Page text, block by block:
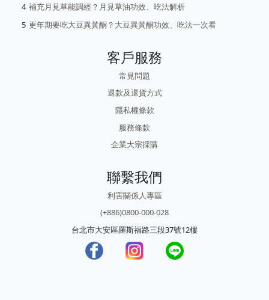
補充月見草能調經？月見草油功效、吃法解析
更年期要吃大豆異黃酮？大豆異黃酮功效、吃法一次看
客戶服務
常見問題
退款及退貨方式
隱私權條款
服務條款
企業大宗採購
聯繫我們
利害關係人專區
(+886)0800-000-028
台北市大安區羅斯福路三段37號12樓